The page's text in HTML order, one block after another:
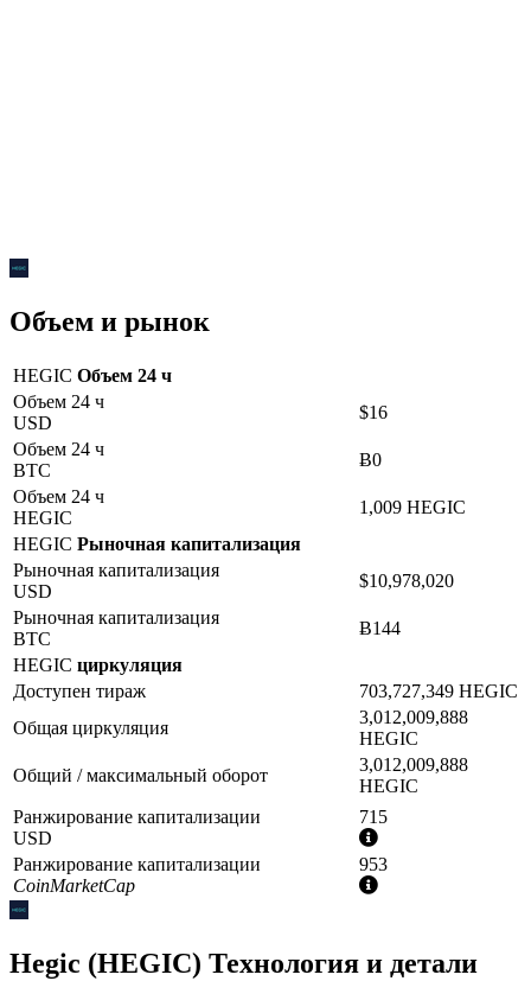
Объем и рынок
HEGIC Объем 24 ч
Объем 24 ч
USD
$16
Объем 24 ч
BTC
Ƀ0
Объем 24 ч
HEGIC
1,009 HEGIC
HEGIC Рыночная капитализация
Рыночная капитализация
USD
$10,978,020
Рыночная капитализация
BTC
Ƀ144
HEGIC циркуляция
Доступен тираж
703,727,349 HEGIC
Общая циркуляция
3,012,009,888
HEGIC
Общий / максимальный оборот
3,012,009,888
HEGIC
Ранжирование капитализации
USD
715
Дополнительная
информация
Ранжирование капитализации
CoinMarketCap
953
Дополнительная
Hegic (HEGIC) Технология и детали